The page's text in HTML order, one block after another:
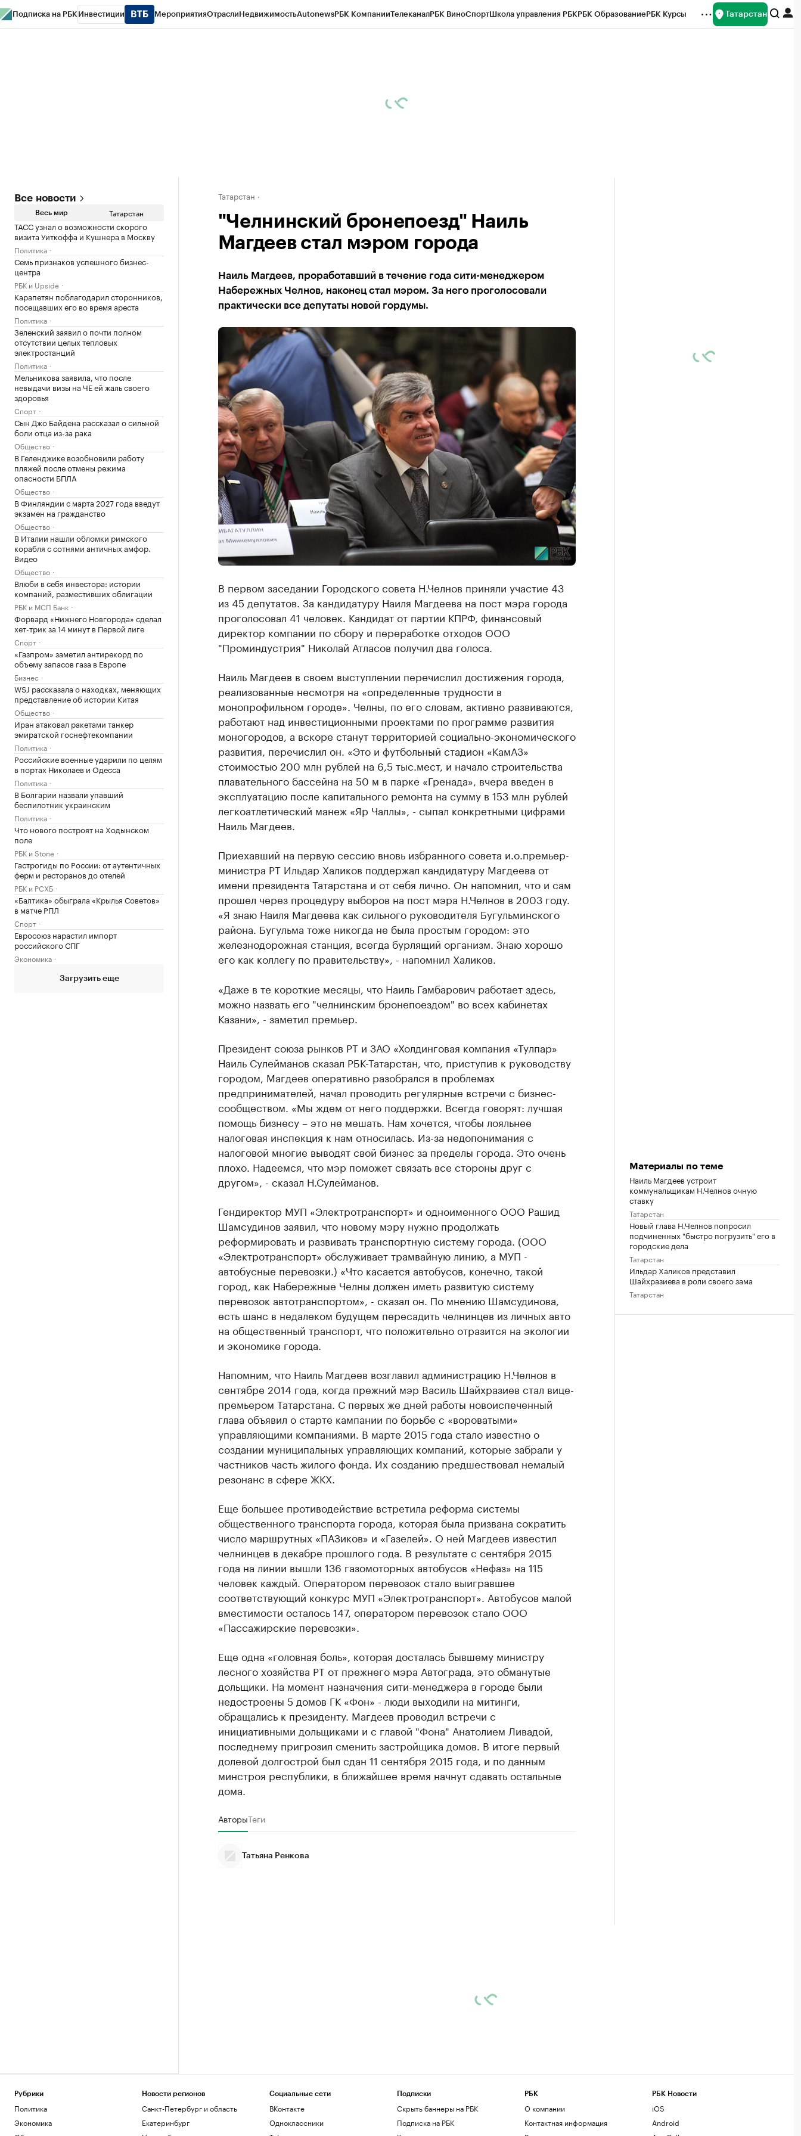
Подписка на РБК Инвестиции МероприятияОтраслиНедвижимостьAutonewsРБК КомпанииТелеканалРБК ВиноСпортШкола управления РБКРБК ОбразованиеРБК Курсы Татарстан
Все новости
Весь мир Татарстан
ТАСС узнал о возможности скорого
визита Уиткоффа и Кушнера в Москву
Политика
Семь признаков успешного бизнес-
центра
РБК и Upside
Карапетян поблагодарил сторонников,
посещавших его во время ареста
Политика
Зеленский заявил о почти полном
отсутствии целых тепловых
электростанций
Политика
Мельникова заявила, что после
невыдачи визы на ЧЕ ей жаль своего
здоровья
Спорт
Сын Джо Байдена рассказал о сильной
боли отца из-за рака
Общество
В Геленджике возобновили работу
пляжей после отмены режима
опасности БПЛА
Общество
В Финляндии с марта 2027 года введут
экзамен на гражданство
Общество
В Италии нашли обломки римского
корабля с сотнями античных амфор.
Видео
Общество
Влюби в себя инвестора: истории
компаний, разместивших облигации
РБК и МСП Банк
Форвард «Нижнего Новгорода» сделал
хет-трик за 14 минут в Первой лиге
Спорт
«Газпром» заметил антирекорд по
объему запасов газа в Европе
Бизнес
WSJ рассказала о находках, меняющих
представление об истории Китая
Общество
Иран атаковал ракетами танкер
эмиратской госнефтекомпании
Политика
Российские военные ударили по целям
в портах Николаев и Одесса
Политика
В Болгарии назвали упавший
беспилотник украинским
Политика
Что нового построят на Ходынском
поле
РБК и Stone
Гастрогиды по России: от аутентичных
ферм и ресторанов до отелей
РБК и РСХБ
«Балтика» обыграла «Крылья Советов»
в матче РПЛ
Спорт
Евросоюз нарастил импорт
российского СПГ
Экономика
Загрузить еще
Татарстан
"Челнинский бронепоезд" Наиль
Магдеев стал мэром города
Наиль Магдеев, проработавший в течение года сити-менеджером
Набережных Челнов, наконец стал мэром. За него проголосовали
практически все депутаты новой гордумы.
В первом заседании Городского совета Н.Челнов приняли участие 43
из 45 депутатов. За кандидатуру Наиля Магдеева на пост мэра города
проголосовал 41 человек. Кандидат от партии КПРФ, финансовый
директор компании по сбору и переработке отходов ООО
"Проминдустрия" Николай Атласов получил два голоса.
Наиль Магдеев в своем выступлении перечислил достижения города,
реализованные несмотря на «определенные трудности в
монопрофильном городе». Челны, по его словам, активно развиваются,
работают над инвестиционными проектами по программе развития
моногородов, а вскоре станут территорией социально-экономического
развития, перечислил он. «Это и футбольный стадион «КамАЗ»
стоимостью 200 млн рублей на 6,5 тыс.мест, и начало строительства
плавательного бассейна на 50 м в парке «Гренада», вчера введен в
эксплуатацию после капитального ремонта на сумму в 153 млн рублей
легкоатлетический манеж «Яр Чаллы», - сыпал конкретными цифрами
Наиль Магдеев.
Приехавший на первую сессию вновь избранного совета и.о.премьер-
министра РТ Ильдар Халиков поддержал кандидатуру Магдеева от
имени президента Татарстана и от себя лично. Он напомнил, что и сам
прошел через процедуру выборов на пост мэра Н.Челнов в 2003 году.
«Я знаю Наиля Магдеева как сильного руководителя Бугульминского
района. Бугульма тоже никогда не была простым городом: это
железнодорожная станция, всегда бурлящий организм. Знаю хорошо
его как коллегу по правительству», - напомнил Халиков.
«Даже в те короткие месяцы, что Наиль Гамбарович работает здесь,
можно назвать его "челнинским бронепоездом" во всех кабинетах
Казани», - заметил премьер.
Президент союза рынков РТ и ЗАО «Холдинговая компания «Тулпар»
Наиль Сулейманов сказал РБК-Татарстан, что, приступив к руководству
городом, Магдеев оперативно разобрался в проблемах
предпринимателей, начал проводить регулярные встречи с бизнес-
сообществом. «Мы ждем от него поддержки. Всегда говорят: лучшая
помощь бизнесу – это не мешать. Нам хочется, чтобы лояльнее
налоговая инспекция к нам относилась. Из-за недопонимания с
налоговой многие выводят свой бизнес за пределы города. Это очень
плохо. Надеемся, что мэр поможет связать все стороны друг с
другом», - сказал Н.Сулейманов.
Гендиректор МУП «Электротранспорт» и одноименного ООО Рашид
Шамсудинов заявил, что новому мэру нужно продолжать
реформировать и развивать транспортную систему города. (ООО
«Электротранспорт» обслуживает трамвайную линию, а МУП -
автобусные перевозки.) «Что касается автобусов, конечно, такой
город, как Набережные Челны должен иметь развитую систему
перевозок автотранспортом», - сказал он. По мнению Шамсудинова,
есть шанс в недалеком будущем пересадить челнинцев из личных авто
на общественный транспорт, что положительно отразится на экологии
и экономике города.
Напомним, что Наиль Магдеев возглавил администрацию Н.Челнов в
сентябре 2014 года, когда прежний мэр Василь Шайхразиев стал вице-
премьером Татарстана. С первых же дней работы новоиспеченный
глава объявил о старте кампании по борьбе с «вороватыми»
управляющими компаниями. В марте 2015 года стало известно о
создании муниципальных управляющих компаний, которые забрали у
частников часть жилого фонда. Их созданию предшествовал немалый
резонанс в сфере ЖКХ.
Еще большее противодействие встретила реформа системы
общественного транспорта города, которая была призвана сократить
число маршрутных «ПАЗиков» и «Газелей». О ней Магдеев известил
челнинцев в декабре прошлого года. В результате с сентября 2015
года на линии вышли 136 газомоторных автобусов «Нефаз» на 115
человек каждый. Оператором перевозок стало выигравшее
соответствующий конкурс МУП «Электротранспорт». Автобусов малой
вместимости осталось 147, оператором перевозок стало ООО
«Пассажирские перевозки».
Еще одна «головная боль», которая досталась бывшему министру
лесного хозяйства РТ от прежнего мэра Автограда, это обманутые
дольщики. На момент назначения сити-менеджера в городе были
недостроены 5 домов ГК «Фон» - люди выходили на митинги,
обращались к президенту. Магдеев проводил встречи с
инициативными дольщиками и с главой "Фона" Анатолием Ливадой,
последнему пригрозил сменить застройщика домов. В итоге первый
долевой долгострой был сдан 11 сентября 2015 года, и по данным
минстроя республики, в ближайшее время начнут сдавать остальные
дома.
АвторыТеги
Татьяна Ренкова
Материалы по теме
Наиль Магдеев устроит
коммунальщикам Н.Челнов очную
ставку
Татарстан
Новый глава Н.Челнов попросил
подчиненных "быстро погрузить" его в
городские дела
Татарстан
Ильдар Халиков представил
Шайхразиева в роли своего зама
Татарстан
Рубрики
Политика
Экономика
Новости регионов
Санкт-Петербург и область
Екатеринбург
Социальные сети
ВКонтакте
Одноклассники
Подписки
Скрыть баннеры на РБК
Подписка на РБК
РБК
О компании
Контактная информация
РБК Новости
iOS
Android